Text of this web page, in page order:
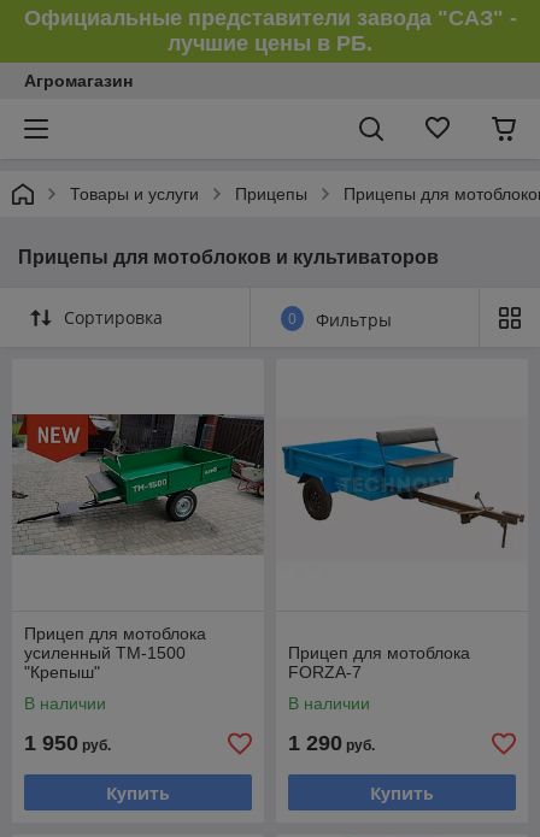
Официальные представители завода "САЗ" -
лучшие цены в РБ.
Агромагазин
Товары и услуги Прицепы Прицепы для
Прицепы для мотоблоков и культиваторов
Сортировка 0 Фильтры
Прицеп для мотоблока
усиленный ТМ-1500
"Крепыш"
В наличии
1 950 руб.
Купить
Прицеп для мотоблока
FORZA-7
В наличии
1 290 руб.
Купить